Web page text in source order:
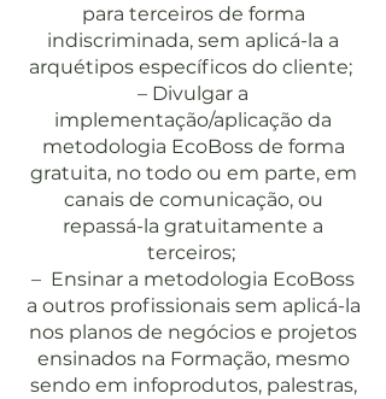
para terceiros de forma
indiscriminada, sem aplicá-la a
arquétipos específicos do cliente;
– Divulgar a
implementação/aplicação da
metodologia EcoBoss de forma
gratuita, no todo ou em parte, em
canais de comunicação, ou
repassá-la gratuitamente a
terceiros;
– Ensinar a metodologia EcoBoss
a outros profissionais sem aplicá-la
nos planos de negócios e projetos
ensinados na Formação, mesmo
sendo em infoprodutos, palestras,